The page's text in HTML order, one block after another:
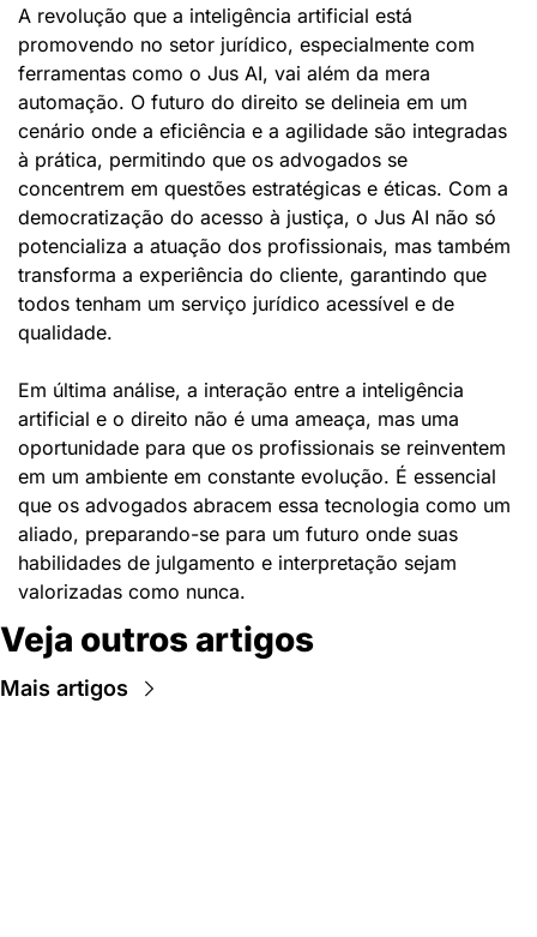
A revolução que a inteligência artificial está
promovendo no setor jurídico, especialmente com
ferramentas como o Jus AI, vai além da mera
automação. O futuro do direito se delineia em um
cenário onde a eficiência e a agilidade são integradas
à prática, permitindo que os advogados se
concentrem em questões estratégicas e éticas. Com a
democratização do acesso à justiça, o Jus AI não só
potencializa a atuação dos profissionais, mas também
transforma a experiência do cliente, garantindo que
todos tenham um serviço jurídico acessível e de
qualidade.
Em última análise, a interação entre a inteligência
artificial e o direito não é uma ameaça, mas uma
oportunidade para que os profissionais se reinventem
em um ambiente em constante evolução. É essencial
que os advogados abracem essa tecnologia como um
aliado, preparando-se para um futuro onde suas
habilidades de julgamento e interpretação sejam
valorizadas como nunca.
Veja outros artigos
Mais artigos